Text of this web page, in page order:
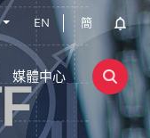
EN 簡
媒體中心